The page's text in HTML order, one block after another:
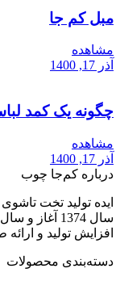
مبل کم جا
مشاهده
آذر 17, 1400
چگونه یک کمد
مشاهده
آذر 17, 1400
درباره کم‌جا چوب
افزایش تولید و
دسته‌بندی محصولات